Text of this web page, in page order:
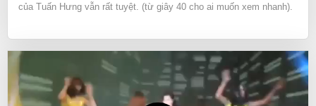
của Tuấn Hưng vẫn rất tuyệt. (từ giây 40 cho ai muốn xem nhanh).